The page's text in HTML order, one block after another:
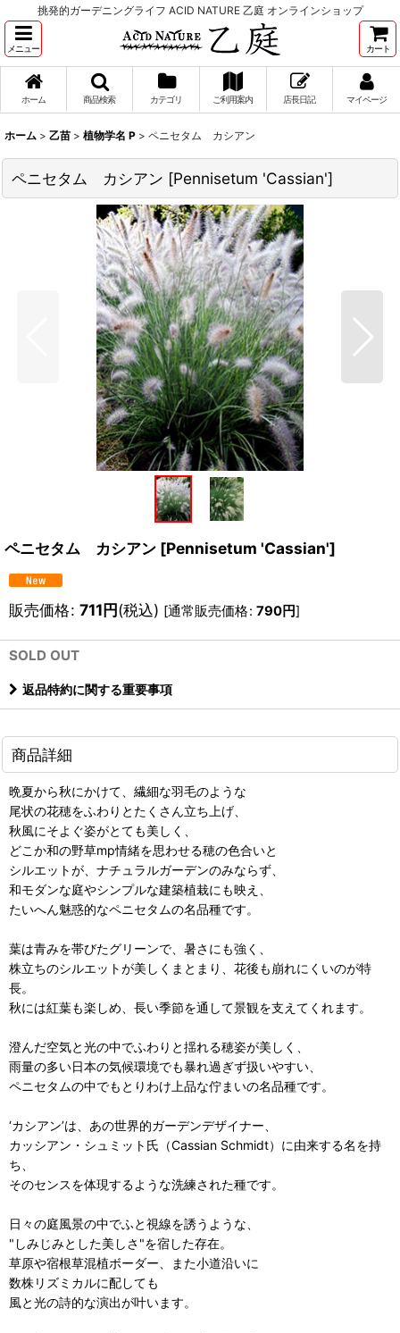
挑発的ガーデニングライフ ACID NATURE 乙庭 オンラインショップ
メニュー カート
ホーム 商品検索 カテゴリ ご利用案内 店長日記 マイページ
ホーム > 乙苗 > 植物学名 P > ペニセタム カシアン
ペニセタム カシアン [Pennisetum 'Cassian']
ペニセタム カシアン [Pennisetum 'Cassian']
販売価格: 711円(税込) [通常販売価格: 790円]
SOLD OUT
返品特約に関する重要事項
商品詳細
晩夏から秋にかけて、繊細な羽毛のような
尾状の花穂をふわりとたくさん立ち上げ、
秋風にそよぐ姿がとても美しく、
どこか和の野草mp情緒を思わせる穂の色合いと
シルエットが、ナチュラルガーデンのみならず、
和モダンな庭やシンプルな建築植栽にも映え、
たいへん魅惑的なペニセタムの名品種です。
葉は青みを帯びたグリーンで、暑さにも強く、
株立ちのシルエットが美しくまとまり、花後も崩れにくいのが特
長。
秋には紅葉も楽しめ、長い季節を通して景観を支えてくれます。
澄んだ空気と光の中でふわりと揺れる穂姿が美しく、
雨量の多い日本の気候環境でも暴れ過ぎず扱いやすい、
ペニセタムの中でもとりわけ上品な佇まいの名品種です。
‘カシアン’は、あの世界的ガーデンデザイナー、
カッシアン・シュミット氏（Cassian Schmidt）に由来する名を持
ち、
そのセンスを体現するような洗練された種です。
日々の庭風景の中でふと視線を誘うような、
"しみじみとした美しさ"を宿した存在。
草原や宿根草混植ボーダー、また小道沿いに
数株リズミカルに配しても
風と光の詩的な演出が叶います。